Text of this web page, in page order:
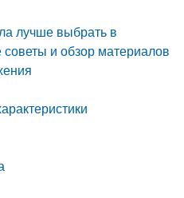
лучше выбрать в
советы и обзор материалов